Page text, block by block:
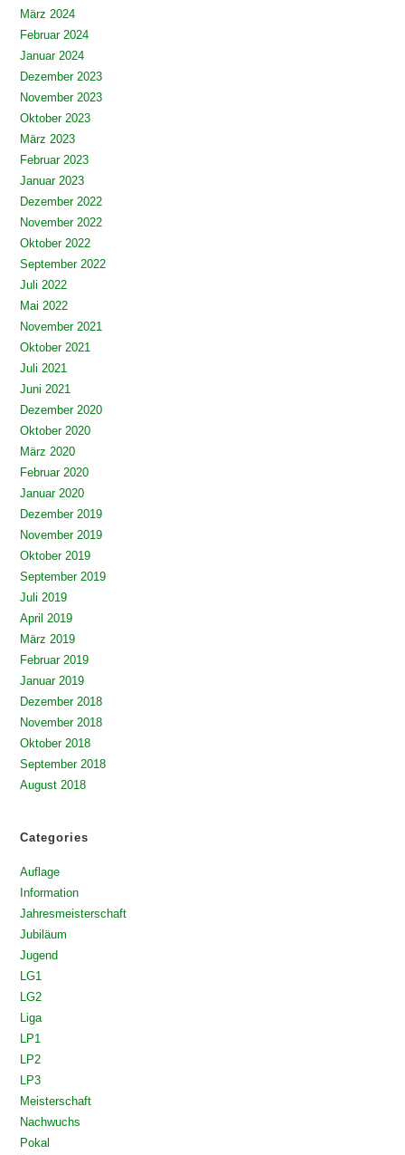
März 2024
Februar 2024
Januar 2024
Dezember 2023
November 2023
Oktober 2023
März 2023
Februar 2023
Januar 2023
Dezember 2022
November 2022
Oktober 2022
September 2022
Juli 2022
Mai 2022
November 2021
Oktober 2021
Juli 2021
Juni 2021
Dezember 2020
Oktober 2020
März 2020
Februar 2020
Januar 2020
Dezember 2019
November 2019
Oktober 2019
September 2019
Juli 2019
April 2019
März 2019
Februar 2019
Januar 2019
Dezember 2018
November 2018
Oktober 2018
September 2018
August 2018
Categories
Auflage
Information
Jahresmeisterschaft
Jubiläum
Jugend
LG1
LG2
Liga
LP1
LP2
LP3
Meisterschaft
Nachwuchs
Pokal